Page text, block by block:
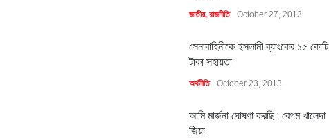
জাতীয়, রাজনীতি October 27, 2013
সেনাবাহিনীকে ইসলামী ব্যাংকের ১৫ কোটি
টাকা সহায়তা
অর্থনীতি October 23, 2013
আমি মার্জনা ঘোষণা করছি : বেগম খালেদা
জিয়া